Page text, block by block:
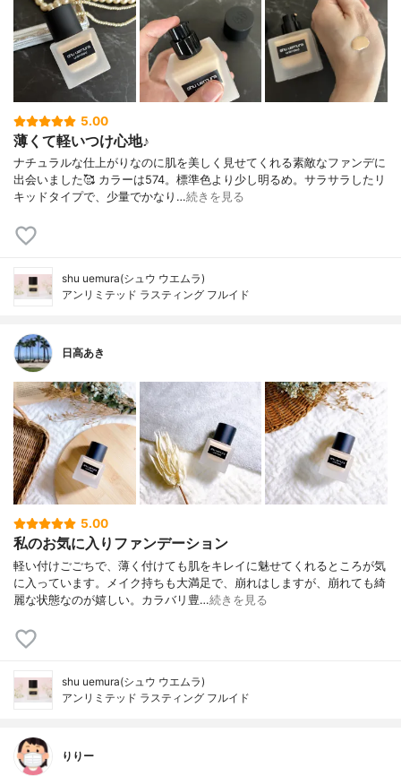
5.00
薄くて軽いつけ心地♪
ナチュラルな仕上がりなのに肌を美しく見せてくれる素敵なファンデに
出会いました🥰 カラーは574。標準色より少し明るめ。サラサラしたリ
キッドタイプで、少量でかなり…続きを見る
shu uemura(シュウ ウエムラ)
アンリミテッド ラスティング フルイド
日高あき
5.00
私のお気に入りファンデーション
軽い付けごごちで、薄く付けても肌をキレイに魅せてくれるところが気
に入っています。メイク持ちも大満足で、崩れはしますが、崩れても綺
麗な状態なのが嬉しい。カラバリ豊…続きを見る
shu uemura(シュウ ウエムラ)
アンリミテッド ラスティング フルイド
りりー